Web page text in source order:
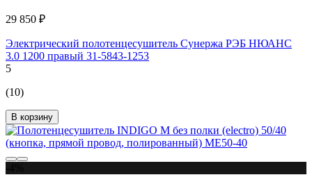
29 850 ₽
Электрический полотенцесушитель Сунержа РЭБ НЮАНС
3.0 1200 правый 31-5843-1253
5
(10)
В корзину